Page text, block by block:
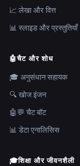
📈 लेखा और वित्त
📊 स्लाइड और प्रस्तुतियाँ
🤖चैट और शोध
🎓 अनुसंधान सहायक
🔍 खोज इंजन
🤖💬 चैट बॉट
📊 डेटा एनालिसिस
🎓शिक्षा और जीवनशैली